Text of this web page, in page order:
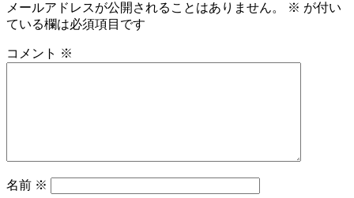
ビ
ゲ
ー
メールアドレスが公開されることはありません。 ※ が付い
ている欄は必須項目です
コメント ※
名前 ※